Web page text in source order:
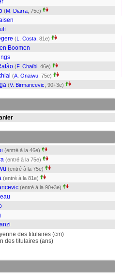
(M. Diarra , 75e)
(L. Costa , 81e)
Boomen
(F. Chaïbi , 46e)
(A. Onaiwu , 75e)
(V. Birmancevic , 90+3e)
(entré à la 46e)
(entré à la 75e)
(entré à la 75e)
(entré à la 81e)
(entré à la 90+3e)
des titulaires (cm)
des titulaires (ans)